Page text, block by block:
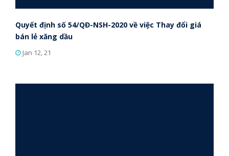
Quyết định số 54/QĐ-NSH-2020 về việc Thay đổi giá
bán lẻ xăng dầu
Jan 12, 21